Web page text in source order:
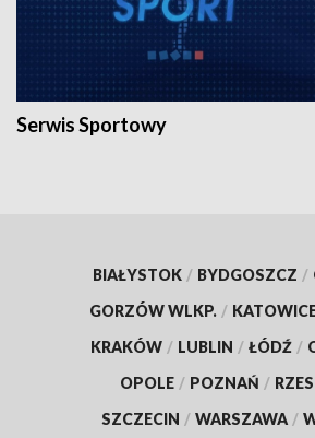
Serwis Sportowy
BIAŁYSTOK / BYDGOSZCZ /
GORZÓW WLKP. /
KRAKÓW / LUBLIN / ŁÓDŹ /
OPOLE / POZNAŃ /
SZCZECIN / WARSZAWA /